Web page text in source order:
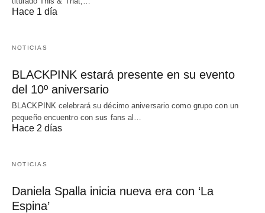
Hace 1 día
NOTICIAS
BLACKPINK estará presente en su evento
del 10º aniversario
BLACKPINK celebrará su décimo aniversario como grupo con un
pequeño encuentro con sus fans al…
Hace 2 días
NOTICIAS
Daniela Spalla inicia nueva era con ‘La
Espina’